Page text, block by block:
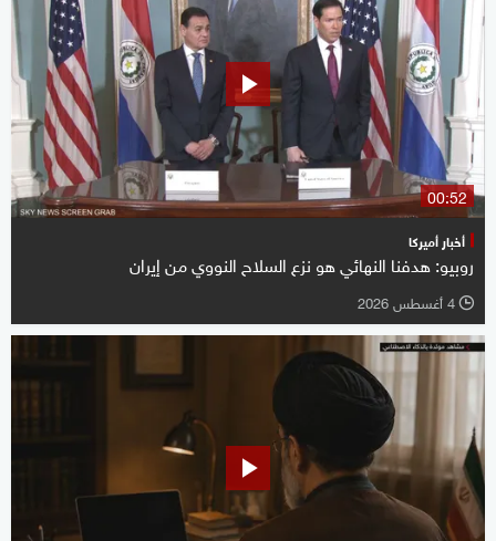
00:52
أخبار أميركا
روبيو: هدفنا النهائي هو نزع السلاح النووي من إيران
l 4 أغسطس 2026